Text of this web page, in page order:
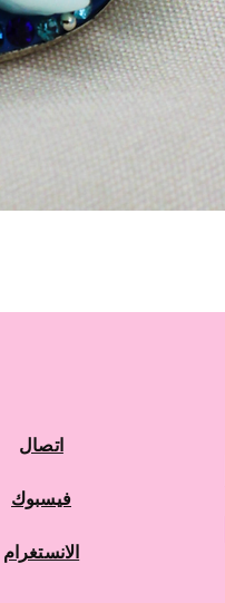
اتصال
فيسبوك
الانستغرام